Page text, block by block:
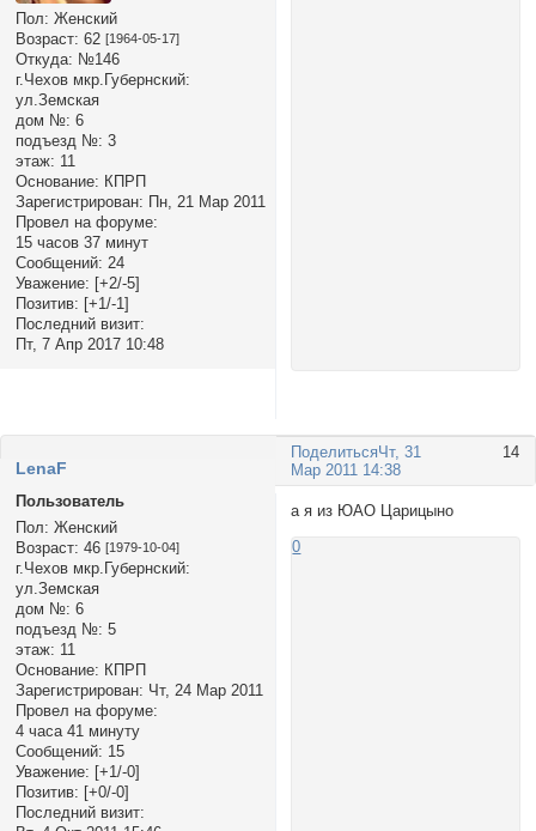
Пол: Женский
Возраст: 62 [1964-05-17]
Откуда: №146
г.Чехов мкр.Губернский:
ул.Земская
дом №: 6
подъезд №: 3
этаж: 11
Основание: КПРП
Зарегистрирован: Пн, 21 Мар 2011
Провел на форуме:
15 часов 37 минут
Сообщений: 24
Уважение: [+2/-5]
Позитив: [+1/-1]
Последний визит:
Пт, 7 Апр 2017 10:48
Поделиться 14
Чт, 31
Мар 2011 14:38
LenаF
Пользователь
Пол: Женский
Возраст: 46 [1979-10-04]
г.Чехов мкр.Губернский:
ул.Земская
дом №: 6
подъезд №: 5
этаж: 11
Основание: КПРП
Зарегистрирован: Чт, 24 Мар 2011
Провел на форуме:
4 часа 41 минуту
Сообщений: 15
Уважение: [+1/-0]
Позитив: [+0/-0]
Последний визит:
а я из ЮАО Царицыно
0